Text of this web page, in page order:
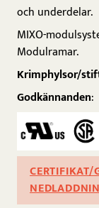
och underdelar.
MIXO-
Modulramar.
Krimphylsor/
Godkännanden: